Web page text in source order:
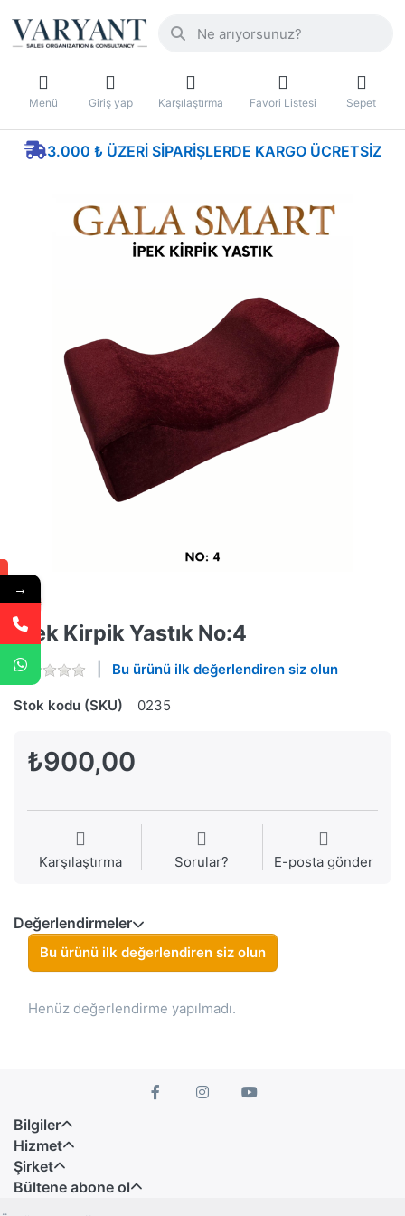
Menü Giriş yap Karşılaştırma Favori Listesi Sepet
3.000 ₺ ÜZERI SIPARIŞLERDE KARGO ÜCRETSIZ
İpek Kirpik Yastık No:4
Bu ürünü ilk değerlendiren siz olun
Stok kodu (SKU) 0235
₺900,00
Karşılaştırma Sorular? E-posta gönder
Değerlendirmeler
Bu ürünü ilk değerlendiren siz olun
Henüz değerlendirme yapılmadı.
Bilgiler
Hizmet
Şirket
Bültene abone ol
→